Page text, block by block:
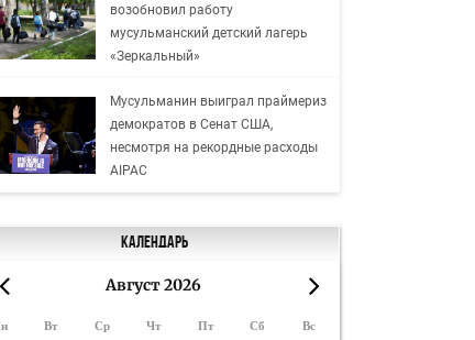
возобновил работу
мусульманский детский лагерь
«Зеркальный»
Мусульманин выиграл праймериз
демократов в Сенат США,
несмотря на рекордные расходы
AIPAC
Календарь
Август 2026
Вт Ср Чт Пт Сб Вс